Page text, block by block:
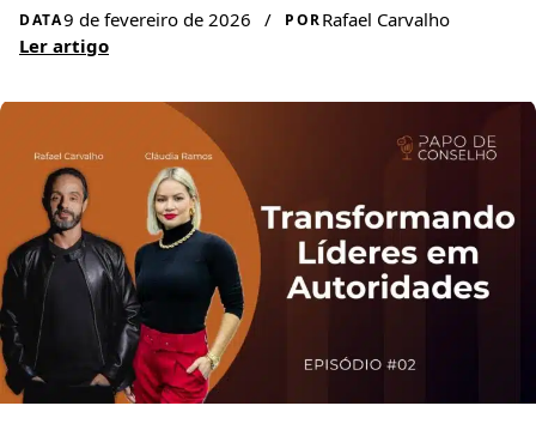
DATA9 de fevereiro de 2026 / PORRafael Carvalho
Ler artigo